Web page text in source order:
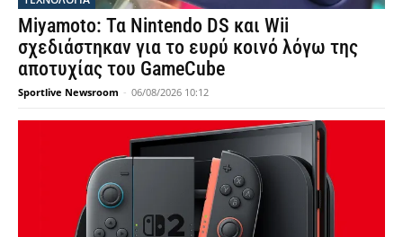
Miyamoto: Τα Nintendo DS και Wii
σχεδιάστηκαν για το ευρύ κοινό λόγω της
αποτυχίας του GameCube
Sportlive Newsroom - 06/08/2026 10:12